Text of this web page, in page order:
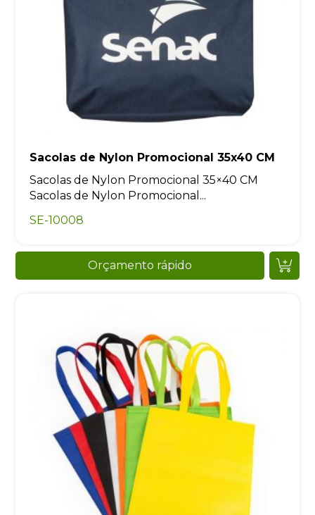
Sacolas de Nylon Promocional...
SE-10008
Sacola de TNT Personalizada 37x37 CM
Sacola de TNT Personalizada 37×37 CM
Sacola de TNT Personalizada...
SE-10021
Orçamento rápido